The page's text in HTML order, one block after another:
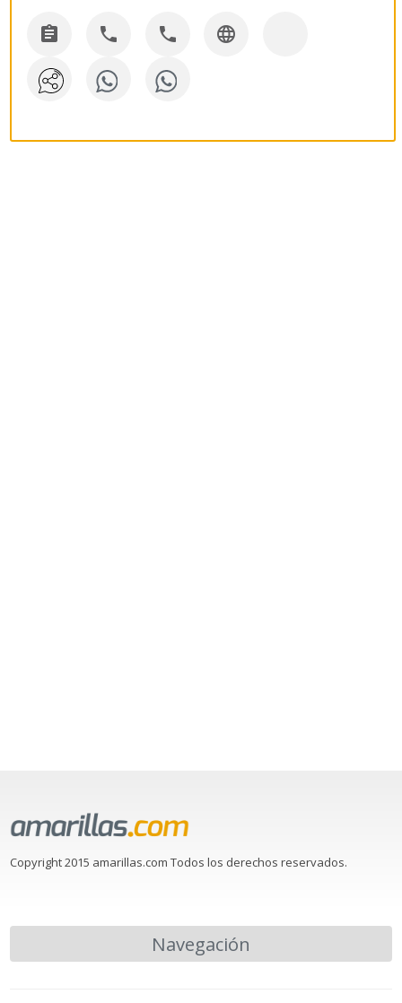
   
Copyright 2015 amarillas.com Todos los derechos reservados.
Navegación